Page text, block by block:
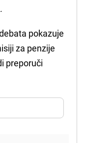
pokazuje
za penzije
preporuči